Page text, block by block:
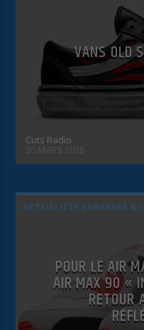
VANS OLD
Cuts Radio
30 MARS 2026
ACTUALITÉS SNEAKERS &
POUR LE AIR
AIR MAX 90 «
RETOUR